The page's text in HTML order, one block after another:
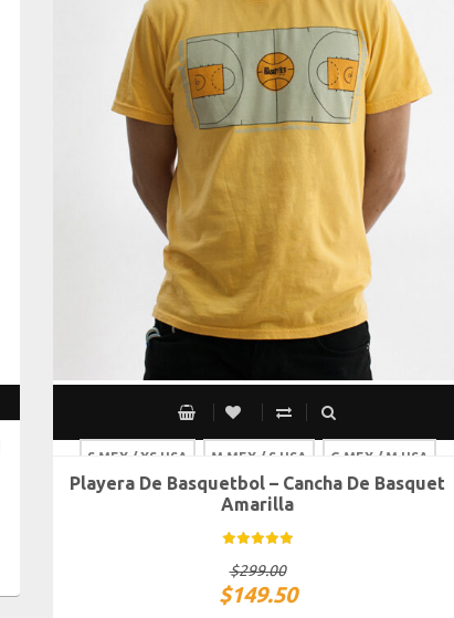
S MEX / XS USA M MEX / S USA G MEX / M USA
XG MEX / G USA
Playera De Basquetbol – Cancha De Basquet
Amarilla
$299.00
$149.50